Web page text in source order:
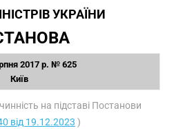
УКРАЇНИ
2017 р. № 625
Київ
на підставі Постанови
від 19.12.2023 )